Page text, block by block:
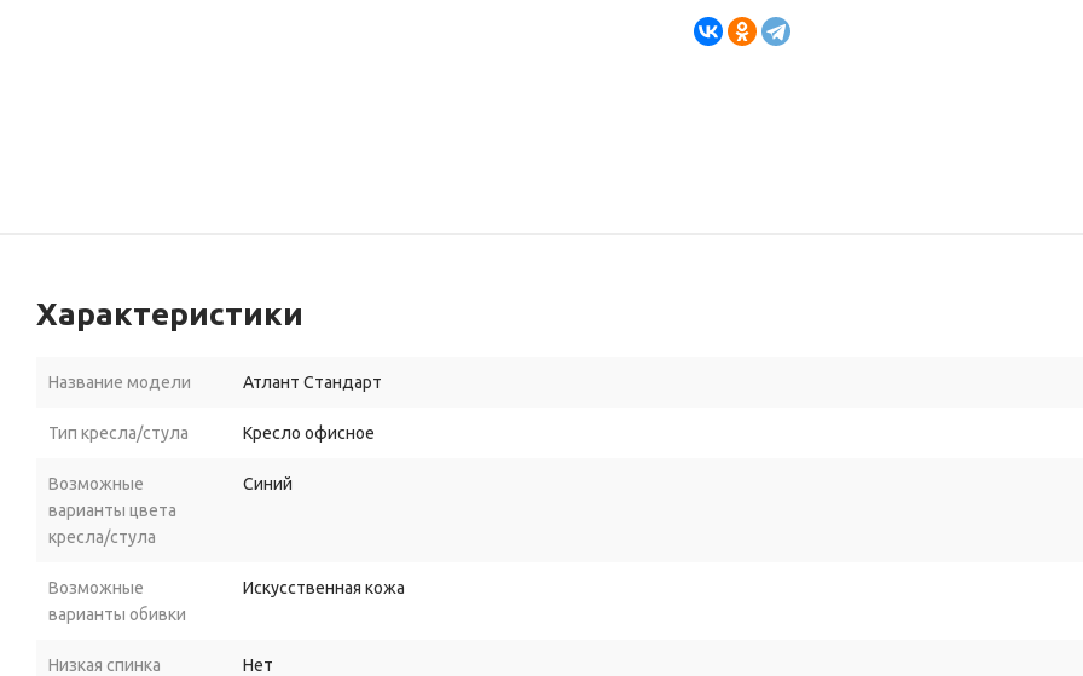
Характеристики
Название модели Атлант Стандарт
Тип кресла/стула Кресло офисное
Возможные
варианты цвета
кресла/стула
Синий
Возможные
варианты обивки
Искусственная кожа
Низкая спинка Нет